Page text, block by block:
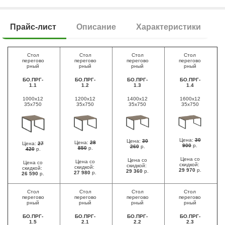
Прайс-лист Описание Характеристики
Стол
перегово
рный
БО.ПРГ-
1.1
1000x12
35x750
Цена: 27
420р.
Цена со
скидкой:
26 590 р.
Стол
перегово
рный
БО.ПРГ-
1.2
1200x12
35x750
Цена: 28
850р.
Цена со
скидкой:
27 980 р.
Стол
перегово
рный
БО.ПРГ-
1.3
1400x12
35x750
Цена: 30
260р.
Цена со
скидкой:
29 360 р.
Стол
перегово
рный
БО.ПРГ-
1.4
1600x12
35x750
Цена:30
900 р.
Цена со
скидкой:
29 970р.
Стол
перегово
рный
БО.ПРГ-
1.5
Стол
перегово
рный
БО.ПРГ-
2.1
Стол
перегово
рный
БО.ПРГ-
2.2
Стол
перегово
рный
БО.ПРГ-
2.3